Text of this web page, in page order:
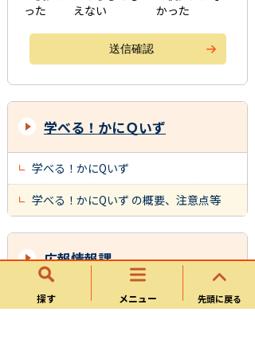
探す メニュー
った
えない
かった
先頭に戻る
学べる！かにＱいず
学べる！かにQいず
学べる！かにQいず の概要、注意点等
広報情報課
市の情報発信（広報かに・SNS）